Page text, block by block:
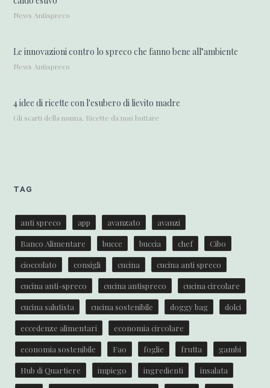
News Antispreco
Le innovazioni contro lo spreco che fanno bene all’ambiente
News Antispreco
4 idee di ricette con l'esubero di lievito madre
Gli scarti della nonna, Ricette da non buttare
TAG
anti spreco app avanzato avanzi
Banco Alimentare bucce buccia chef Cibo
cioccolato consigli cucina cucina anti spreco
cucina anti-spreco cucina antispreco cucina circolare
cucina salutista cucina sostenibile doggy bag dolci
eccedenze alimentari economia circolare
economia sostenibile Fao foglie frutta gambi
Hub di Quartiere impiego ingredienti insalata